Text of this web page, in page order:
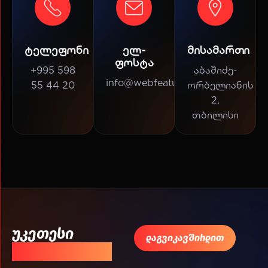
ტელეფონი
+995 598
55 44 20
ელ-
ფოსტა
info@webfeatures.co
მისამართი
აბაშიძე-
ორბელიანის
2,
თბილისი
უკეთესი
დაგვიკავშირდით